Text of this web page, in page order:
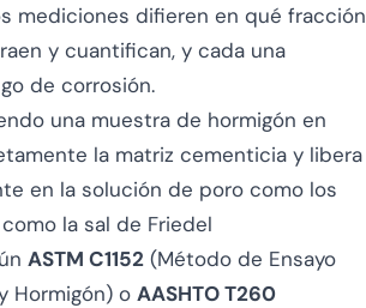
mediciones difieren en qué fracción
y cuantifican, y cada una
de corrosión.
una muestra de hormigón en
la matriz cementicia y libera
en la solución de poro como los
la sal de Friedel
ASTM C1152 (Método de Ensayo
Hormigón) o AASHTO T260